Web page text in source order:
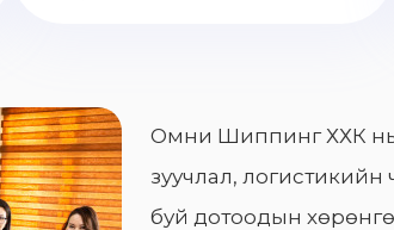
Омни Шиппинг ХХК нь
зуучлал, логистикийн
буй дотоодын